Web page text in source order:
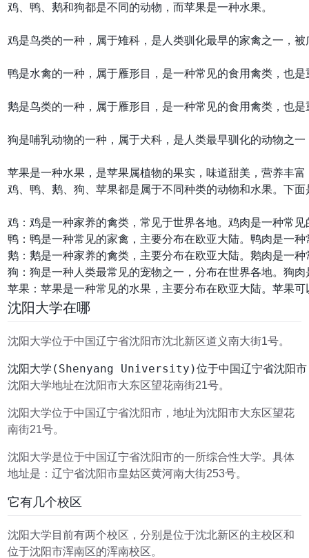
鸡、鸭、鹅和狗都是不同的动物，而苹果是一种水果。
鸡是鸟类的一种，属于雉科，是人类驯化最早的家禽之一，
鸭是水禽的一种，属于雁形目，是一种常见的食用禽类，也
鹅是鸟类的一种，属于雁形目，是一种常见的食用禽类，也
狗是哺乳动物的一种，属于犬科，是人类最早驯化的动物之
鸡、鸭、鹅、狗、苹果都是属于不同种类的动物和水果。下
鸡：鸡是一种家养的禽类，常见于世界各地。鸡肉是一种常
鸭：鸭是一种常见的家禽，主要分布在欧亚大陆。鸭肉是一
鹅：鹅是一种家养的禽类，主要分布在欧亚大陆。鹅肉是一
狗：狗是一种人类最常见的宠物之一，分布在世界各地。狗
沈阳大学在哪
沈阳大学位于中国辽宁省沈阳市沈北新区道义南大街1号。
沈阳大学地址在沈阳市大东区望花南街21号。
沈阳大学位于中国辽宁省沈阳市，地址为沈阳市大东区望花
南街21号。
沈阳大学是位于中国辽宁省沈阳市的一所综合性大学。具体
地址是：辽宁省沈阳市皇姑区黄河南大街253号。
它有几个校区
沈阳大学目前有两个校区，分别是位于沈北新区的主校区和
位于沈阳市浑南区的浑南校区。